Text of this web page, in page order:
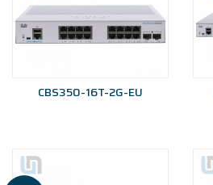
CBS350-16T-2G-EU